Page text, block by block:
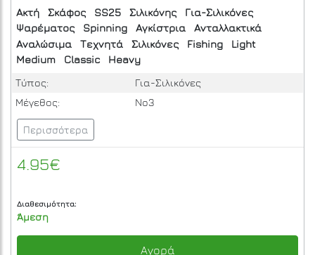
Ακτή Σκάφος SS25 Σιλικόνης
Για-Σιλικόνες
Ψαρέματος
Spinning Αγκίστρια
Ανταλλακτικά
Αναλώσιμα
Τεχνητά Σιλικόνες Fishing
Light
Medium
Classic
Heavy
Τύπος:
Για-Σιλικόνες
Μέγεθος:
No3
Περισσότερα
4.95€
Διαθεσιμότητα:
Άμεση
Αγορά